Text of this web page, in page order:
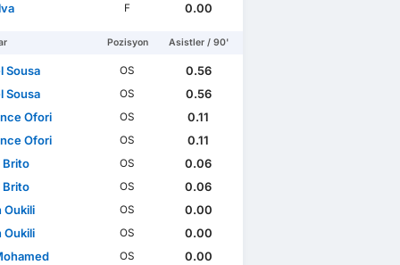
F 0.00
Pozisyon Asistler / 90'
Sousa OS
0.56
Sousa
OS
0.56
Ofori
OS
0.11
Ofori
OS
0.11
Brito
OS
0.06
Brito
OS
0.06
Oukili
OS
0.00
Oukili
OS
0.00
OS
0.00